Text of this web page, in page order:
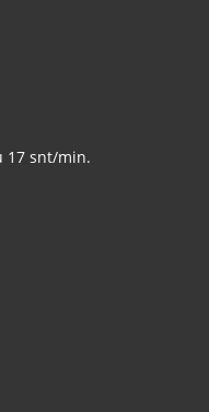
17 snt/min.